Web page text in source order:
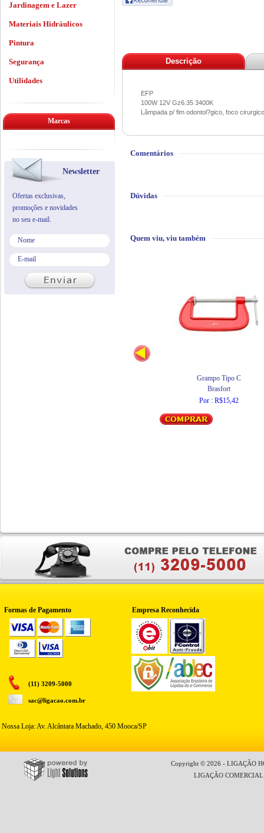
Descrição
EFP
100W 12V Gz6.35 3400K
Lâmpada p/ fim odontol?gico, foco
Comentários
Dúvidas
Quem viu, viu também
Grampo Tipo C
Brasfort
Por : R$15,42
Jardinagem e Lazer
Materiais Hidráulicos
Pintura
Segurança
Utilidades
Marcas
Newsletter
Ofertas exclusivas,
promoções e novidades
no seu e-mail.
Formas de Pagamento Empresa Reconhecida
(11) 3209-5000
sac@ligacao.com.br
Nossa Loja: Av. Alcântara Machado, 450 Mooca/SP
Copyright © 2026 - LIGAÇÃO
LIGAÇÃO